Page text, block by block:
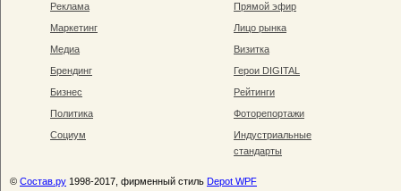
Реклама
Маркетинг
Медиа
Брендинг
Бизнес
Политика
Социум
Прямой эфир
Лицо рынка
Визитка
Герои DIGITAL
Рейтинги
Фоторепортажи
Индустриальные
стандарты
© Состав.ру 1998-2017, фирменный стиль Depot WPF